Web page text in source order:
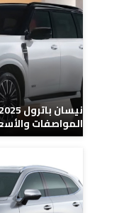
المواصفات